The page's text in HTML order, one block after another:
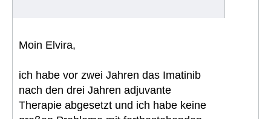
Moin Elvira,
ich habe vor zwei Jahren das Imatinib
nach den drei Jahren adjuvante
Therapie abgesetzt und ich habe keine